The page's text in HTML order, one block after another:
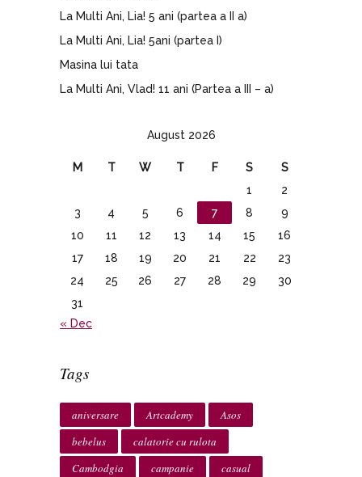
La Multi Ani, Lia! 5 ani (partea a II a)
La Multi Ani, Lia! 5ani (partea I)
Masina lui tata
La Multi Ani, Vlad! 11 ani (Partea a III – a)
August 2026
M T W T F S
S
1
2
3
4 5 6 7 8
9
10
11 12 13 14 15
16
17
18 19 20 21 22
23
24
25 26 27 28 29
30
31
« Dec
Tags
aniversare Artcademy
Asos
bebelus
calatorie cu rulota
Cambodgia
campanie
casual